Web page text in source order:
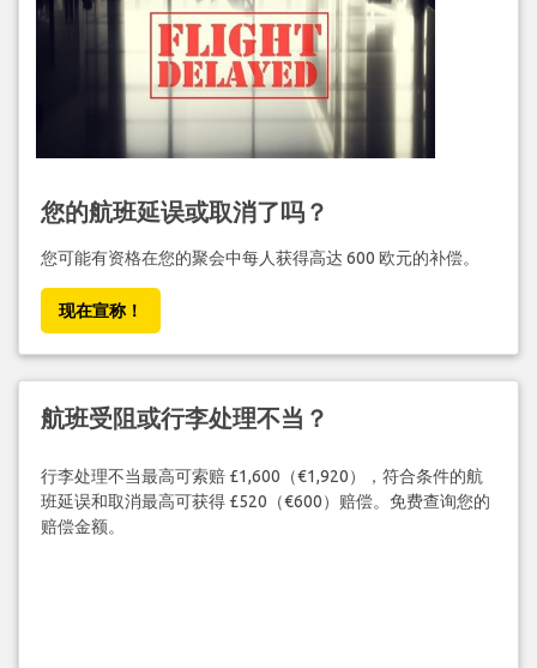
您的航班延误或取消了吗？
您可能有资格在您的聚会中每人获得高达 600 欧元的补偿。
现在宣称！
航班受阻或行李处理不当？
行李处理不当最高可索赔 £1,600（€1,920），符合条件的航
班延误和取消最高可获得 £520（€600）赔偿。免费查询您的
赔偿金额。